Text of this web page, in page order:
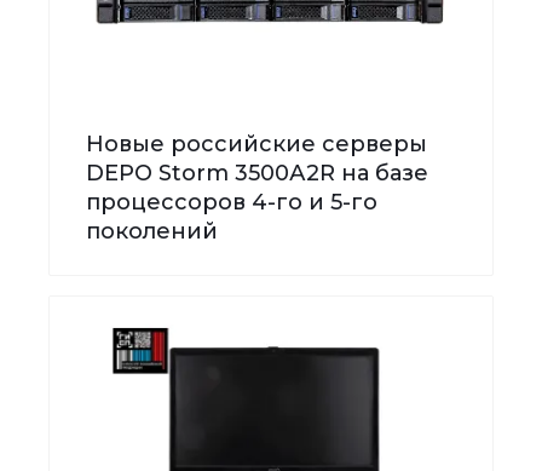
Новые российские серверы
DEPO Storm 3500А2R на базе
процессоров 4-го и 5-го
поколений